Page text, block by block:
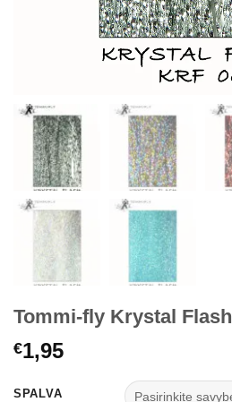
Tommi-fly Krystal Flash
€1,95
SPALVA